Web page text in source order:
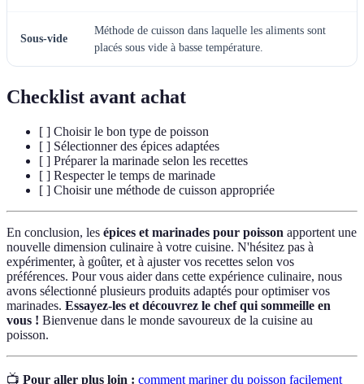
Sous-vide
Méthode de cuisson dans laquelle les aliments sont
placés sous vide à basse température.
Checklist avant achat
[ ] Choisir le bon type de poisson
[ ] Sélectionner des épices adaptées
[ ] Préparer la marinade selon les recettes
[ ] Respecter le temps de marinade
[ ] Choisir une méthode de cuisson appropriée
En conclusion, les épices et marinades pour poisson apportent une
nouvelle dimension culinaire à votre cuisine. N'hésitez pas à
expérimenter, à goûter, et à ajuster vos recettes selon vos
préférences. Pour vous aider dans cette expérience culinaire, nous
avons sélectionné plusieurs produits adaptés pour optimiser vos
marinades. Essayez-les et découvrez le chef qui sommeille en
vous ! Bienvenue dans le monde savoureux de la cuisine au
poisson.
📺 Pour aller plus loin : comment mariner du poisson facilement